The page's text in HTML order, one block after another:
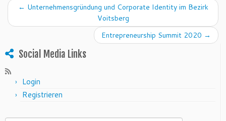
← Unternehmensgründung und Corporate Identity im Bezirk
Voitsberg
Entrepreneurship Summit 2020 →
Social Media Links
Login
Registrieren